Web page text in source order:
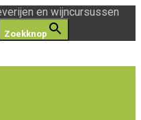
en wijncursussen
Zoekknop